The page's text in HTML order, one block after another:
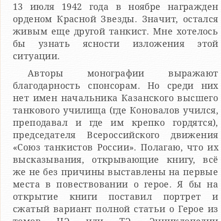
13 июля 1942 года в ноябре награжден
орденом Красной Звезды. Значит, остался
живым еще другой танкист. Мне хотелось
бы узнать ясности изложения этой
ситуации.
Авторы монографии выражают
благодарность спонсорам. Но среди них
нет имен начальника Казанского высшего
танкового училища (где Коновалов учился,
преподавал и где им крепко гордятся),
председателя Всероссийского движения
«Союз танкистов России». Полагаю, что их
высказывания, открывающие книгу, всё
же не без причины выставлены на первые
места в повествовании о герое. Я бы на
открытие книги поставил портрет и
сжатый вариант полной статьи о Герое из